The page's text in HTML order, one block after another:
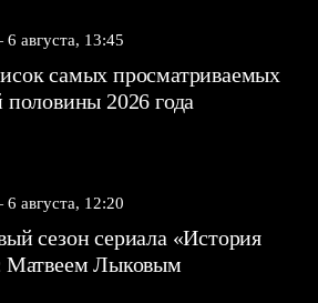
6 августа, 13:45
самых просматриваемых
половины 2026 года
6 августа, 12:20
сезон сериала «История
Матвеем Лыковым